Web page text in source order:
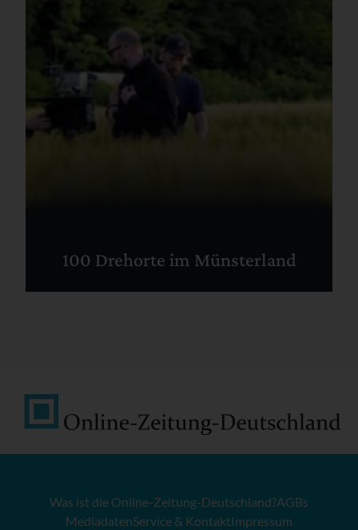
100 Drehorte im Münsterland
Was ist die Online-Zeitung-Deutschland?AGBs
MediadatenService & KontaktImpressum